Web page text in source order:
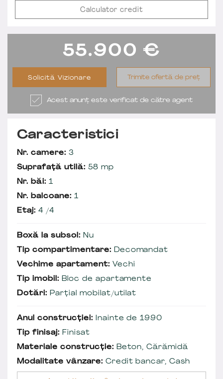
Calculator credit
55.900 €
Solicită Vizionare Trimite ofertă de preț
Acest anunț este verificat de către agent
Caracteristici
Nr. camere: 3
Suprafață utilă: 58 mp
Nr. băi: 1
Nr. balcoane: 1
Etaj: 4 /4
Boxă la subsol: Nu
Tip compartimentare: Decomandat
Vechime apartament: Vechi
Tip imobil: Bloc de apartamente
Dotări: Parțial mobilat/utilat
Anul construcției: Inainte de 1990
Tip finisaj: Finisat
Materiale construcție: Beton, Cărămidă
Modalitate vânzare: Credit bancar, Cash